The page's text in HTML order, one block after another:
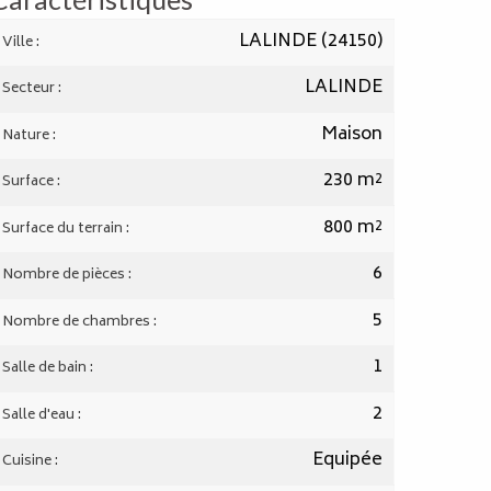
Ville : LALINDE (24150)
Secteur : LALINDE
Nature : Maison
Surface : 230 m²
Surface du terrain : 800 m²
Nombre de pièces : 6
Nombre de chambres : 5
Salle de bain : 1
Salle d'eau : 2
Cuisine : Equipée